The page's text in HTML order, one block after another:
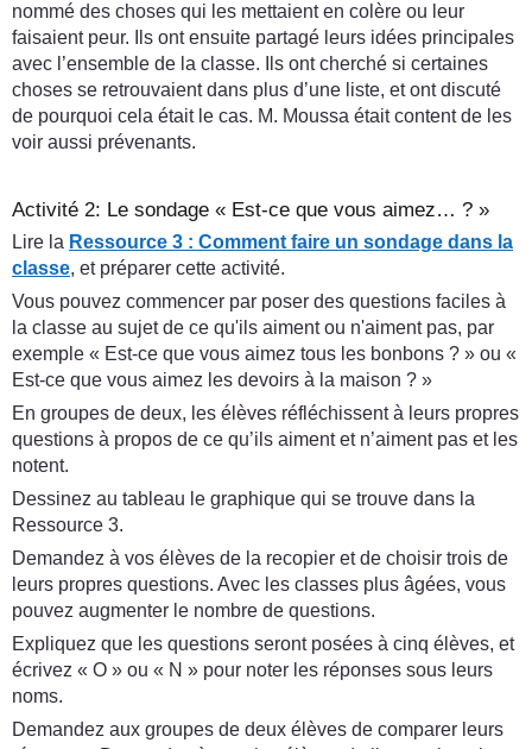
nommé des choses qui les mettaient en colère ou leur
faisaient peur. Ils ont ensuite partagé leurs idées principales
avec l’ensemble de la classe. Ils ont cherché si certaines
choses se retrouvaient dans plus d’une liste, et ont discuté
de pourquoi cela était le cas. M. Moussa était content de les
voir aussi prévenants.
Activité 2: Le sondage « Est-ce que vous aimez… ? »
Lire la Ressource 3 : Comment faire un sondage dans la
classe, et préparer cette activité.
Vous pouvez commencer par poser des questions faciles à
la classe au sujet de ce qu'ils aiment ou n'aiment pas, par
exemple « Est-ce que vous aimez tous les bonbons ? » ou «
Est-ce que vous aimez les devoirs à la maison ? »
En groupes de deux, les élèves réfléchissent à leurs propres
questions à propos de ce qu’ils aiment et n’aiment pas et les
notent.
Dessinez au tableau le graphique qui se trouve dans la
Ressource 3.
Demandez à vos élèves de la recopier et de choisir trois de
leurs propres questions. Avec les classes plus âgées, vous
pouvez augmenter le nombre de questions.
Expliquez que les questions seront posées à cinq élèves, et
écrivez « O » ou « N » pour noter les réponses sous leurs
noms.
Demandez aux groupes de deux élèves de comparer leurs